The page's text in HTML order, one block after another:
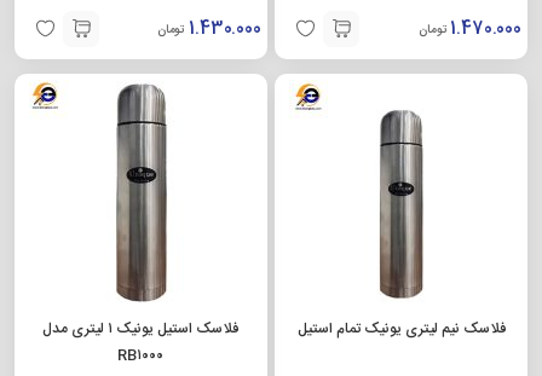
1.470.000 تومان 1.430.000 تومان
فلاسک نیم لیتری یونیک تمام استیل
فلاسک استیل یونیک ۱ لیتری مدل
RB۱۰۰۰